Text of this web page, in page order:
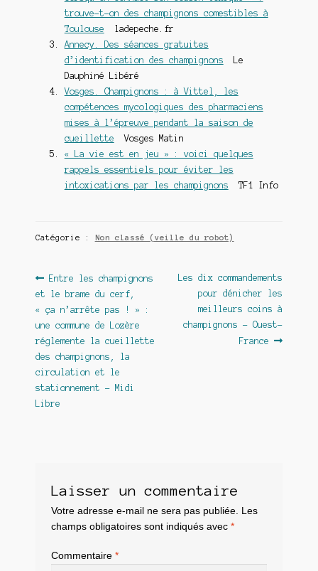
trouve-t-on des champignons comestibles à
Toulouse ladepeche.fr
Annecy. Des séances gratuites
d’identification des champignons Le
Dauphiné Libéré
Vosges. Champignons : à Vittel, les
compétences mycologiques des pharmaciens
mises à l’épreuve pendant la saison de
cueillette Vosges Matin
« La vie est en jeu » : voici quelques
rappels essentiels pour éviter les
intoxications par les champignons TF1 Info
Catégorie : Non classé (veille du robot)
Navigation
de
l’article
Article
précédent :
Entre les champignons
et le brame du cerf,
« ça n’arrête pas ! » :
une commune de Lozère
réglemente la cueillette
des champignons, la
circulation et le
stationnement – Midi
Libre
Article
suivant :
Les dix commandements
pour dénicher les
meilleurs coins à
champignons – Ouest-
France
Laisser un commentaire
Votre adresse e-mail ne sera pas publiée. Les
champs obligatoires sont indiqués avec *
Commentaire *